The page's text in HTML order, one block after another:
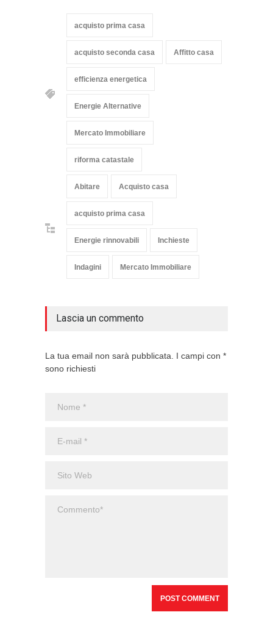
acquisto prima casa
acquisto seconda casa Affitto casa
efficienza energetica
Energie Alternative
Mercato Immobiliare
riforma catastale
Abitare Acquisto casa
acquisto prima casa
Energie rinnovabili Inchieste
Indagini Mercato Immobiliare
Lascia un commento
La tua email non sarà pubblicata. I campi con *
sono richiesti